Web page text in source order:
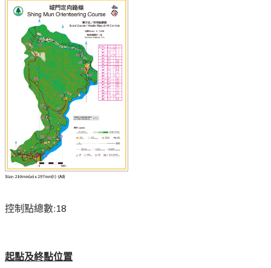
控制點總數:18
起點及終點位置